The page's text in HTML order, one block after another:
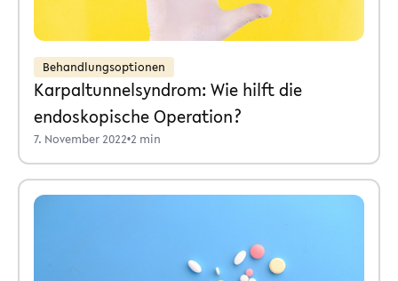
Behandlungsoptionen
Karpaltunnelsyndrom: Wie hilft die
endoskopische Operation?
7. November 2022•2 min